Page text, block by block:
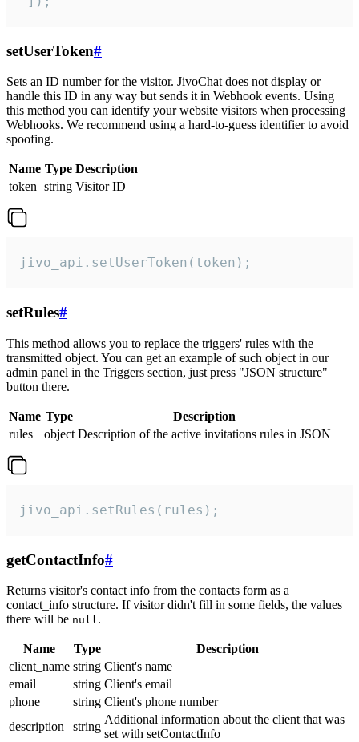
setUserToken#
Sets an ID number for the visitor. JivoChat does not display or
handle this ID in any way but sends it in Webhook events. Using
this method you can identify your website visitors when processing
Webhooks. We recommend using a hard-to-guess identifier to avoid
spoofing.
Name Type Description
token string Visitor ID
jivo_api.setUserToken(token);
setRules#
This method allows you to replace the triggers' rules with the
transmitted object. You can get an example of such object in our
admin panel in the Triggers section, just press "JSON structure"
button there.
Name Type
Description
rules
object Description of the active invitations rules in JSON
jivo_api.setRules(rules);
getContactInfo#
Returns visitor's contact info from the contacts form as a
contact_info structure. If visitor didn't fill in some fields, the values
there will be null.
Name Type
Description
client_name string Client's name
email
string Client's email
phone
string Client's phone number
description
string
Additional information about the client that was
set with setContactInfo